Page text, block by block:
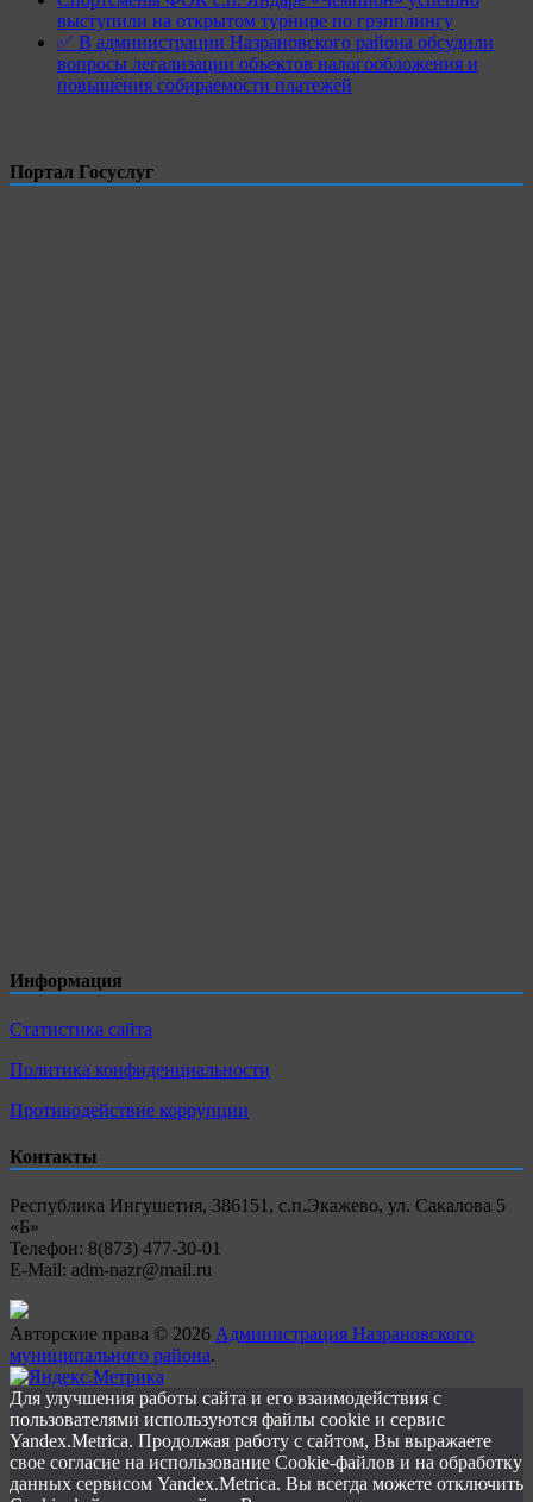
выступили на открытом турнире по грэпплингу
✅ В администрации Назрановского района обсудили
вопросы легализации объектов налогообложения и
повышения собираемости платежей
Портал Госуслуг
Информация
Статистика сайта
Политика конфиденциальности
Противодействие коррупции
Контакты
Республика Ингушетия, 386151, с.п.Экажево, ул. Сакалова 5
«Б»
Телефон: 8(873) 477-30-01
E-Mail: adm-nazr@mail.ru
Авторские права © 2026 Администрация Назрановского
муниципального района.
Для улучшения работы сайта и его взаимодействия с
пользователями используются файлы cookie и сервис
Yandex.Metrica. Продолжая работу с сайтом, Вы выражаете
свое согласие на использование Cookie-файлов и на обработку
данных сервисом Yandex.Metrica. Вы всегда можете отключить